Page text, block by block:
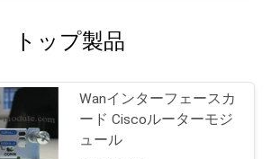
トップ製品
Wanインターフェースカ
ード Ciscoルーターモジ
ュール